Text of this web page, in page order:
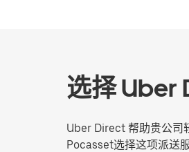
选择 Uber
Uber Direct 帮助贵公司
Pocasset选择这项派送